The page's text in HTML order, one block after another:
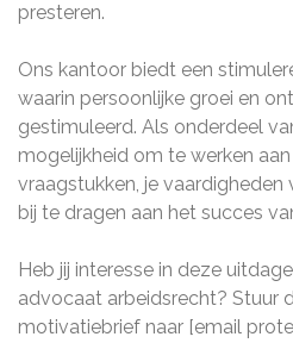
presteren.
Ons kantoor biedt een
waarin persoonlijke groei en
gestimuleerd. Als onderdeel
mogelijkheid om te werken
vraagstukken, je vaardigheden
bij te dragen aan het succes
Heb jij interesse in deze
advocaat arbeidsrecht? Stuur
motivatiebrief naar [email